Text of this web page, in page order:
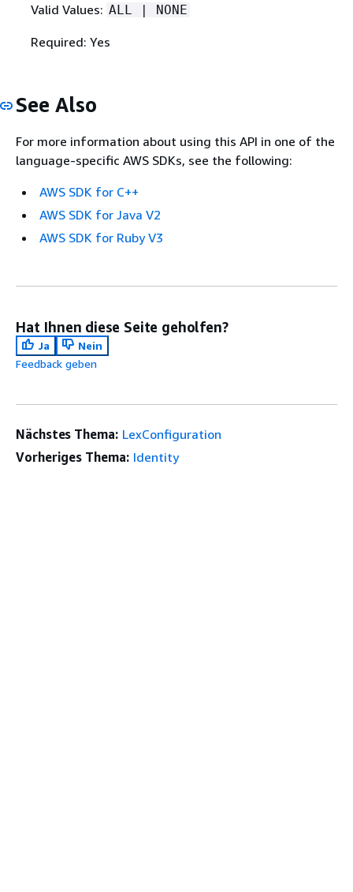
Valid Values: ALL | NONE
Required: Yes
See Also
For more information about using this API in one of the
language-specific AWS SDKs, see the following:
AWS SDK for C++
AWS SDK for Java V2
AWS SDK for Ruby V3
Hat Ihnen diese Seite geholfen?
Ja
Nein
Feedback geben
Nächstes Thema: LexConfiguration
Vorheriges Thema: Identity